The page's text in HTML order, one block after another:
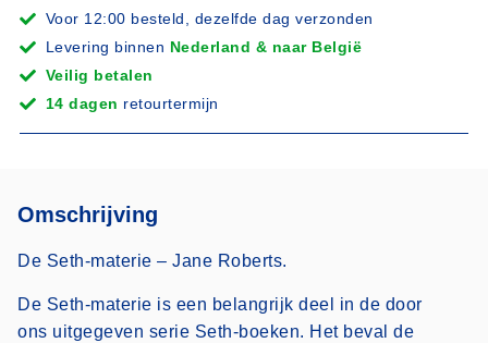
Voor 12:00 besteld, dezelfde dag verzonden
Levering binnen Nederland & naar België
Veilig betalen
14 dagen retourtermijn
Omschrijving
De Seth-materie – Jane Roberts.
De Seth-materie is een belangrijk deel in de door
ons uitgegeven serie Seth-boeken. Het beval de